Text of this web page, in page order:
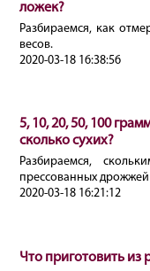
ложек?
Разбираемся, как
весов.
2020-03-18 16:38:56
5, 10, 20, 50, 100
сколько сухих?
Разбираемся,
прессованных
2020-03-18 16:21:12
Что приготовить из